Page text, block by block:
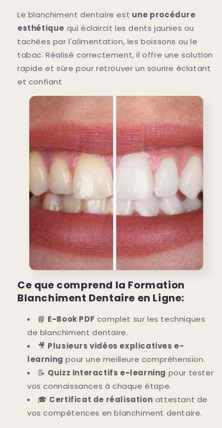
Le blanchiment dentaire est une procédure
esthétique qui éclaircit les dents jaunies ou
tachées par l'alimentation, les boissons ou le
tabac. Réalisé correctement, il offre une solution
rapide et sûre pour retrouver un sourire éclatant
et confiant
Ce que comprend la Formation
Blanchiment Dentaire en Ligne:
📘 E-Book PDF complet sur les techniques
de blanchiment dentaire.
🎥 Plusieurs vidéos explicatives e-
learning pour une meilleure compréhension.
📝 Quizz interactifs e-learning pour tester
vos connaissances à chaque étape.
🎓 Certificat de réalisation attestant de
vos compétences en blanchiment dentaire.